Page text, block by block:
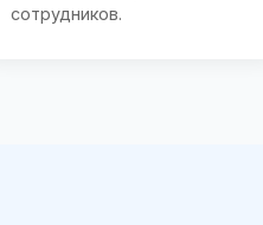
сотрудников.